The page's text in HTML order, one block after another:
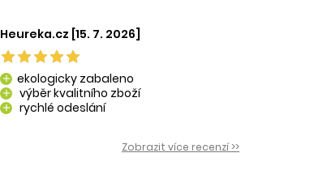
Heureka.cz [15. 7. 2026]
add ekologicky zabaleno
add výběr kvalitního zboží
add rychlé odeslání
Zobrazit více recenzí >>